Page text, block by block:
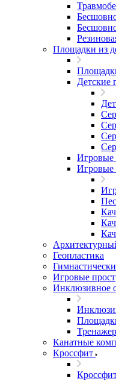
Площадки из
Детские
Игровые
Игровые
Геопластика
Игровые
Инклюзивное
Канатные
Кроссфит